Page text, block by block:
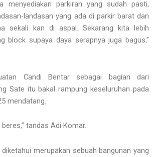
menyediakan parkiran yang sudah pasti,
landasan yang ada di parkir barat dan
sekali kan di aspal. Sekarang kita lebih
block supaya daya serapnya juga bagus,”
Candi Bentar sebagai bagian dari
Sate itu bakal rampung keseluruhan pada
mendatang.
tandas Adi Komar.
merupakan sebuah bangunan yang